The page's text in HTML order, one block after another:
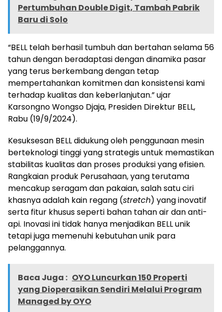
Pertumbuhan Double Digit, Tambah Pabrik
Baru di Solo
“BELL telah berhasil tumbuh dan bertahan selama 56
tahun dengan beradaptasi dengan dinamika pasar
yang terus berkembang dengan tetap
mempertahankan komitmen dan konsistensi kami
terhadap kualitas dan keberlanjutan.” ujar
Karsongno Wongso Djaja, Presiden Direktur BELL,
Rabu (19/9/2024).
Kesuksesan BELL didukung oleh penggunaan mesin
berteknologi tinggi yang strategis untuk memastikan
stabilitas kualitas dan proses produksi yang efisien.
Rangkaian produk Perusahaan, yang terutama
mencakup seragam dan pakaian, salah satu ciri
khasnya adalah kain regang (stretch) yang inovatif
serta fitur khusus seperti bahan tahan air dan anti-
api. Inovasi ini tidak hanya menjadikan BELL unik
tetapi juga memenuhi kebutuhan unik para
pelanggannya.
Baca Juga : OYO Luncurkan 150 Properti
yang Dioperasikan Sendiri Melalui Program
Managed by OYO